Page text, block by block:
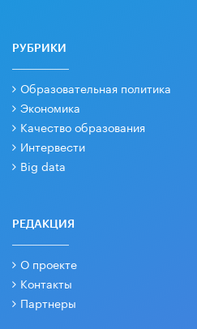
РУБРИКИ
Образовательная политика
Экономика
Качество образования
Интервести
Big data
РЕДАКЦИЯ
О проекте
Контакты
Партнеры